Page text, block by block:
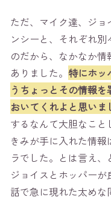
ただ、マイク達、ジ
ンシーと、それぞれ
のだから、なかなか
ありました。 特にホッ
うちょっとその情報
おいてくれよと思いま
するなんて大胆なこと
きみが手に入れた情
ラでした。とは言え
ジョイスとホッパー
話で急に現れた太め